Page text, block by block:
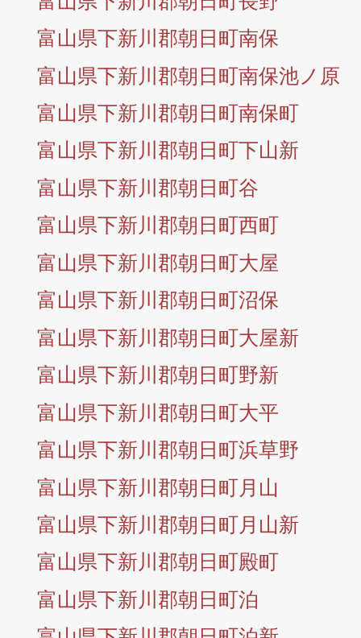
富山県下新川郡朝日町南保
富山県下新川郡朝日町南保池ノ原
富山県下新川郡朝日町南保町
富山県下新川郡朝日町下山新
富山県下新川郡朝日町谷
富山県下新川郡朝日町西町
富山県下新川郡朝日町大屋
富山県下新川郡朝日町沼保
富山県下新川郡朝日町大屋新
富山県下新川郡朝日町野新
富山県下新川郡朝日町大平
富山県下新川郡朝日町浜草野
富山県下新川郡朝日町月山
富山県下新川郡朝日町月山新
富山県下新川郡朝日町殿町
富山県下新川郡朝日町泊